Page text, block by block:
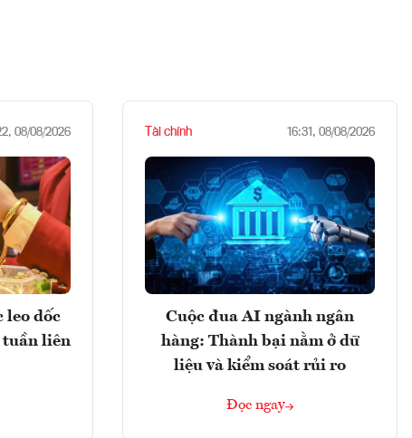
08/08/2026
leo dốc
tuần liên
Tài chính 16:31, 08/08/2026
Cuộc đua AI ngành ngân
hàng: Thành bại nằm ở dữ
liệu và kiểm soát rủi ro
Đọc ngay